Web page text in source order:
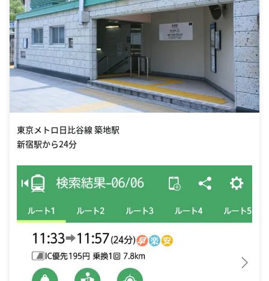
東京メトロ日比谷線 築地駅
新宿駅から24分